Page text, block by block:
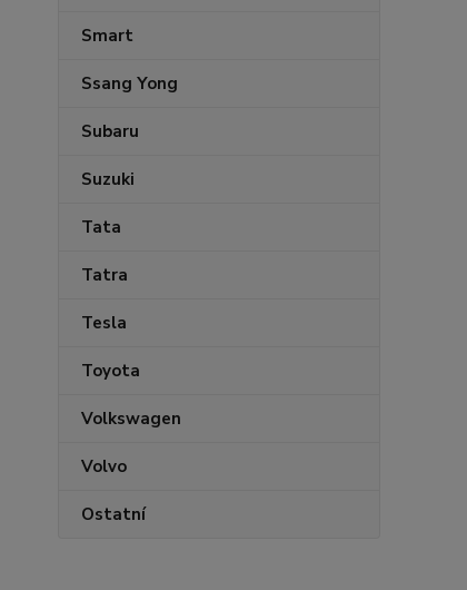
Smart
Ssang Yong
Subaru
Suzuki
Tata
Tatra
Tesla
Toyota
Volkswagen
Volvo
Ostatní